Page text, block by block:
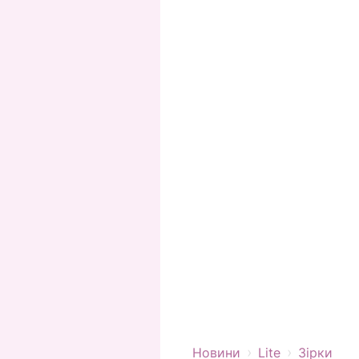
Новини › Lite › Зірки